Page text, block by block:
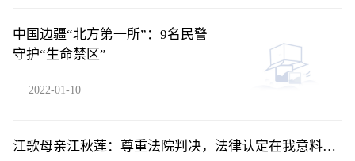
中国边疆“北方第一所”：9名民警
守护“生命禁区”
2022-01-10
江歌母亲江秋莲：尊重法院判决，法律认定在我意料之